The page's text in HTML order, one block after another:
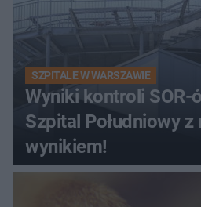
SZPITALE W WARSZAWIE
Wyniki kontroli SOR-
Szpital Południowy
wynikiem!